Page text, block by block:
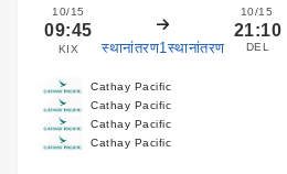
10/15
09:45
KIX स्थानांतरण1स्थानांतरण
10/15
21:10
DEL
Cathay Pacific
Cathay Pacific
Cathay Pacific
Cathay Pacific